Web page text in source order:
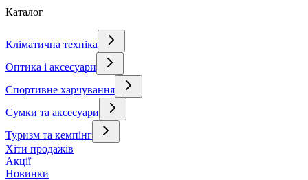
Каталог
Кліматична техніка
Оптика і аксесуари
Спортивне харчування
Сумки та аксесуари
Туризм та кемпінг
Хіти продажів
Акції
Новинки